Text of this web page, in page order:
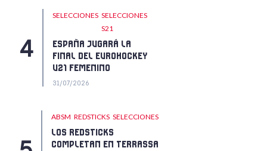
SELECCIONES SELECCIONES
S21
ESPAÑA JUGARÁ LA
FINAL DEL EUROHOCKEY
U21 FEMENINO
31/07/2026
ABSM REDSTICKS SELECCIONES
LOS REDSTICKS
COMPLETAN EN TERRASSA